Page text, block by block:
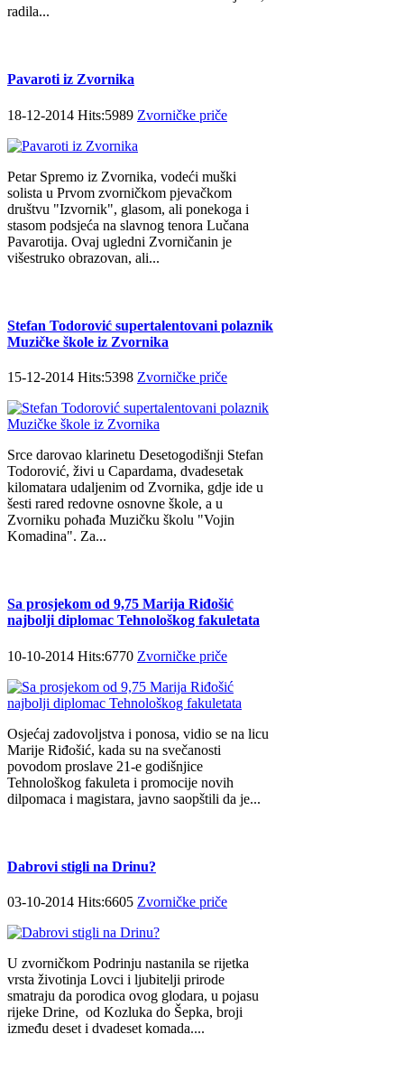
radila...
Pavaroti iz Zvornika
18-12-2014 Hits:5989 Zvorničke priče
Petar Spremo iz Zvornika, vodeći muški
solista u Prvom zvorničkom pjevačkom
društvu "Izvornik", glasom, ali ponekoga i
stasom podsjeća na slavnog tenora Lučana
Pavarotija. Ovaj ugledni Zvorničanin je
višestruko obrazovan, ali...
Stefan Todorović supertalentovani polaznik
Muzičke škole iz Zvornika
15-12-2014 Hits:5398 Zvorničke priče
Srce darovao klarinetu Desetogodišnji Stefan
Todorović, živi u Capardama, dvadesetak
kilomatara udaljenim od Zvornika, gdje ide u
šesti rared redovne osnovne škole, a u
Zvorniku pohađa Muzičku školu "Vojin
Komadina". Za...
Sa prosjekom od 9,75 Marija Riđošić
najbolji diplomac Tehnološkog fakuletata
10-10-2014 Hits:6770 Zvorničke priče
Osjećaj zadovoljstva i ponosa, vidio se na licu
Marije Riđošić, kada su na svečanosti
povodom proslave 21-e godišnjice
Tehnološkog fakuleta i promocije novih
dilpomaca i magistara, javno saopštili da je...
Dabrovi stigli na Drinu?
03-10-2014 Hits:6605 Zvorničke priče
U zvorničkom Podrinju nastanila se rijetka
vrsta životinja Lovci i ljubitelji prirode
smatraju da porodica ovog glodara, u pojasu
rijeke Drine, od Kozluka do Šepka, broji
između deset i dvadeset komada....